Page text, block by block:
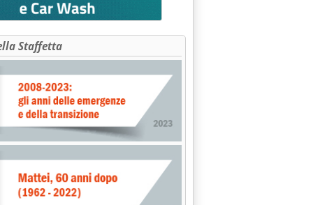
2004 alle 15.31.
Staffetta